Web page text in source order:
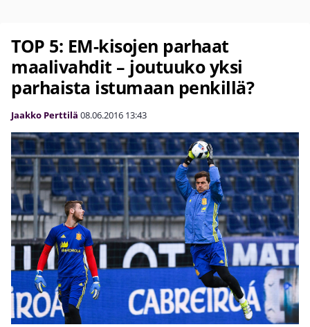
TOP 5: EM-kisojen parhaat
maalivahdit – joutuuko yksi
parhaista istumaan penkillä?
Jaakko Perttilä 08.06.2016 13:43